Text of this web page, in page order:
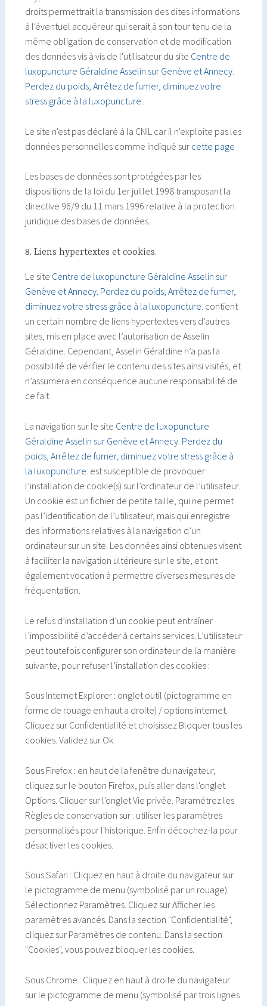
droits permettrait la transmission des dites informations
à l'éventuel acquéreur qui serait à son tour tenu de la
même obligation de conservation et de modification
des données vis à vis de l'utilisateur du site Centre de
luxopuncture Géraldine Asselin sur Genève et Annecy.
Perdez du poids, Arrêtez de fumer, diminuez votre
stress grâce à la luxopuncture..
Le site n'est pas déclaré à la CNIL car il n'exploite pas les
données personnelles comme indiqué sur cette page
Les bases de données sont protégées par les
dispositions de la loi du 1er juillet 1998 transposant la
directive 96/9 du 11 mars 1996 relative à la protection
juridique des bases de données.
8. Liens hypertextes et cookies.
Le site Centre de luxopuncture Géraldine Asselin sur
Genève et Annecy. Perdez du poids, Arrêtez de fumer,
diminuez votre stress grâce à la luxopuncture. contient
un certain nombre de liens hypertextes vers d’autres
sites, mis en place avec l’autorisation de Asselin
Géraldine. Cependant, Asselin Géraldine n’a pas la
possibilité de vérifier le contenu des sites ainsi visités, et
n’assumera en conséquence aucune responsabilité de
ce fait.
La navigation sur le site Centre de luxopuncture
Géraldine Asselin sur Genève et Annecy. Perdez du
poids, Arrêtez de fumer, diminuez votre stress grâce à
la luxopuncture. est susceptible de provoquer
l’installation de cookie(s) sur l’ordinateur de l’utilisateur.
Un cookie est un fichier de petite taille, qui ne permet
pas l’identification de l’utilisateur, mais qui enregistre
des informations relatives à la navigation d’un
ordinateur sur un site. Les données ainsi obtenues visent
à faciliter la navigation ultérieure sur le site, et ont
également vocation à permettre diverses mesures de
fréquentation.
Le refus d’installation d’un cookie peut entraîner
l’impossibilité d’accéder à certains services. L’utilisateur
peut toutefois configurer son ordinateur de la manière
suivante, pour refuser l’installation des cookies :
Sous Internet Explorer : onglet outil (pictogramme en
forme de rouage en haut a droite) / options internet.
Cliquez sur Confidentialité et choisissez Bloquer tous les
cookies. Validez sur Ok.
Sous Firefox : en haut de la fenêtre du navigateur,
cliquez sur le bouton Firefox, puis aller dans l'onglet
Options. Cliquer sur l'onglet Vie privée. Paramétrez les
Règles de conservation sur : utiliser les paramètres
personnalisés pour l'historique. Enfin décochez-la pour
désactiver les cookies.
Sous Safari : Cliquez en haut à droite du navigateur sur
le pictogramme de menu (symbolisé par un rouage).
Sélectionnez Paramètres. Cliquez sur Afficher les
paramètres avancés. Dans la section "Confidentialité",
cliquez sur Paramètres de contenu. Dans la section
"Cookies", vous pouvez bloquer les cookies.
Sous Chrome : Cliquez en haut à droite du navigateur
sur le pictogramme de menu (symbolisé par trois lignes